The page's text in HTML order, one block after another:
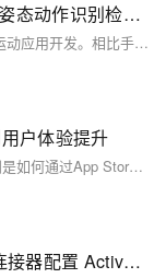
【一步步开发AI运动APP】八、自定义姿态动作识别检测——之姿态相似度比较
本文介绍了如何通过姿态相似度比较技术简化AI运动应用开发。相比手动配置规则，插件`pose-calc`提供的姿态相似度比较器可快速评估两组人体关键点的整体与局部相似度，降低开发者工作量。文章还展示了在`uni-app`框架下调用姿态比较器的示例代码，并提供了桌面辅助工具以帮助提取标准动作样本，助力开发者打造性能更优、体验更好的AI运动APP。
户体验提升
本文旨在深入探讨iOS生态系统的多个方面，特别是如何通过App Store优化(ASO)和改进用户体验来提升应用的市场表现。不同于常规摘要仅概述文章内容的方式，我们将直接进入主题，首先介绍ASO的重要性及其对开发者的意义；接着分析当前iOS平台上用户行为的变化趋势以及这些变化如何影响应用程序的设计思路；最后提出几点实用建议帮助开发者更好地适应市场环境，增强自身竞争力。
【Azure Logic App】使用Event Hub 连接器配置 Active Directory OAuth 认证无法成功连接到中国区Event Hub的解决之法